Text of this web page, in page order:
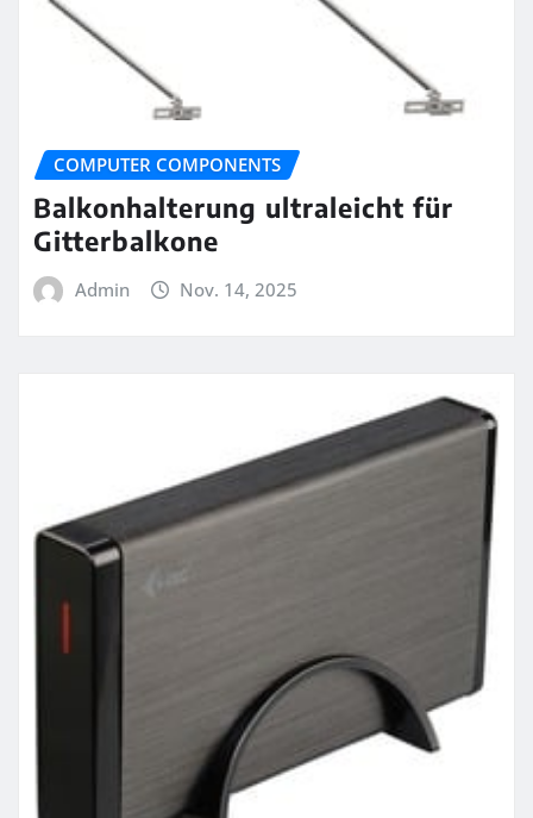
COMPUTER COMPONENTS
Balkonhalterung ultraleicht für
Gitterbalkone
Admin Nov. 14, 2025